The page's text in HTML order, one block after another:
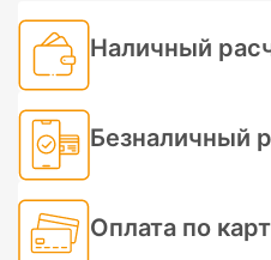
Наличный
Безналичный
Оплата по